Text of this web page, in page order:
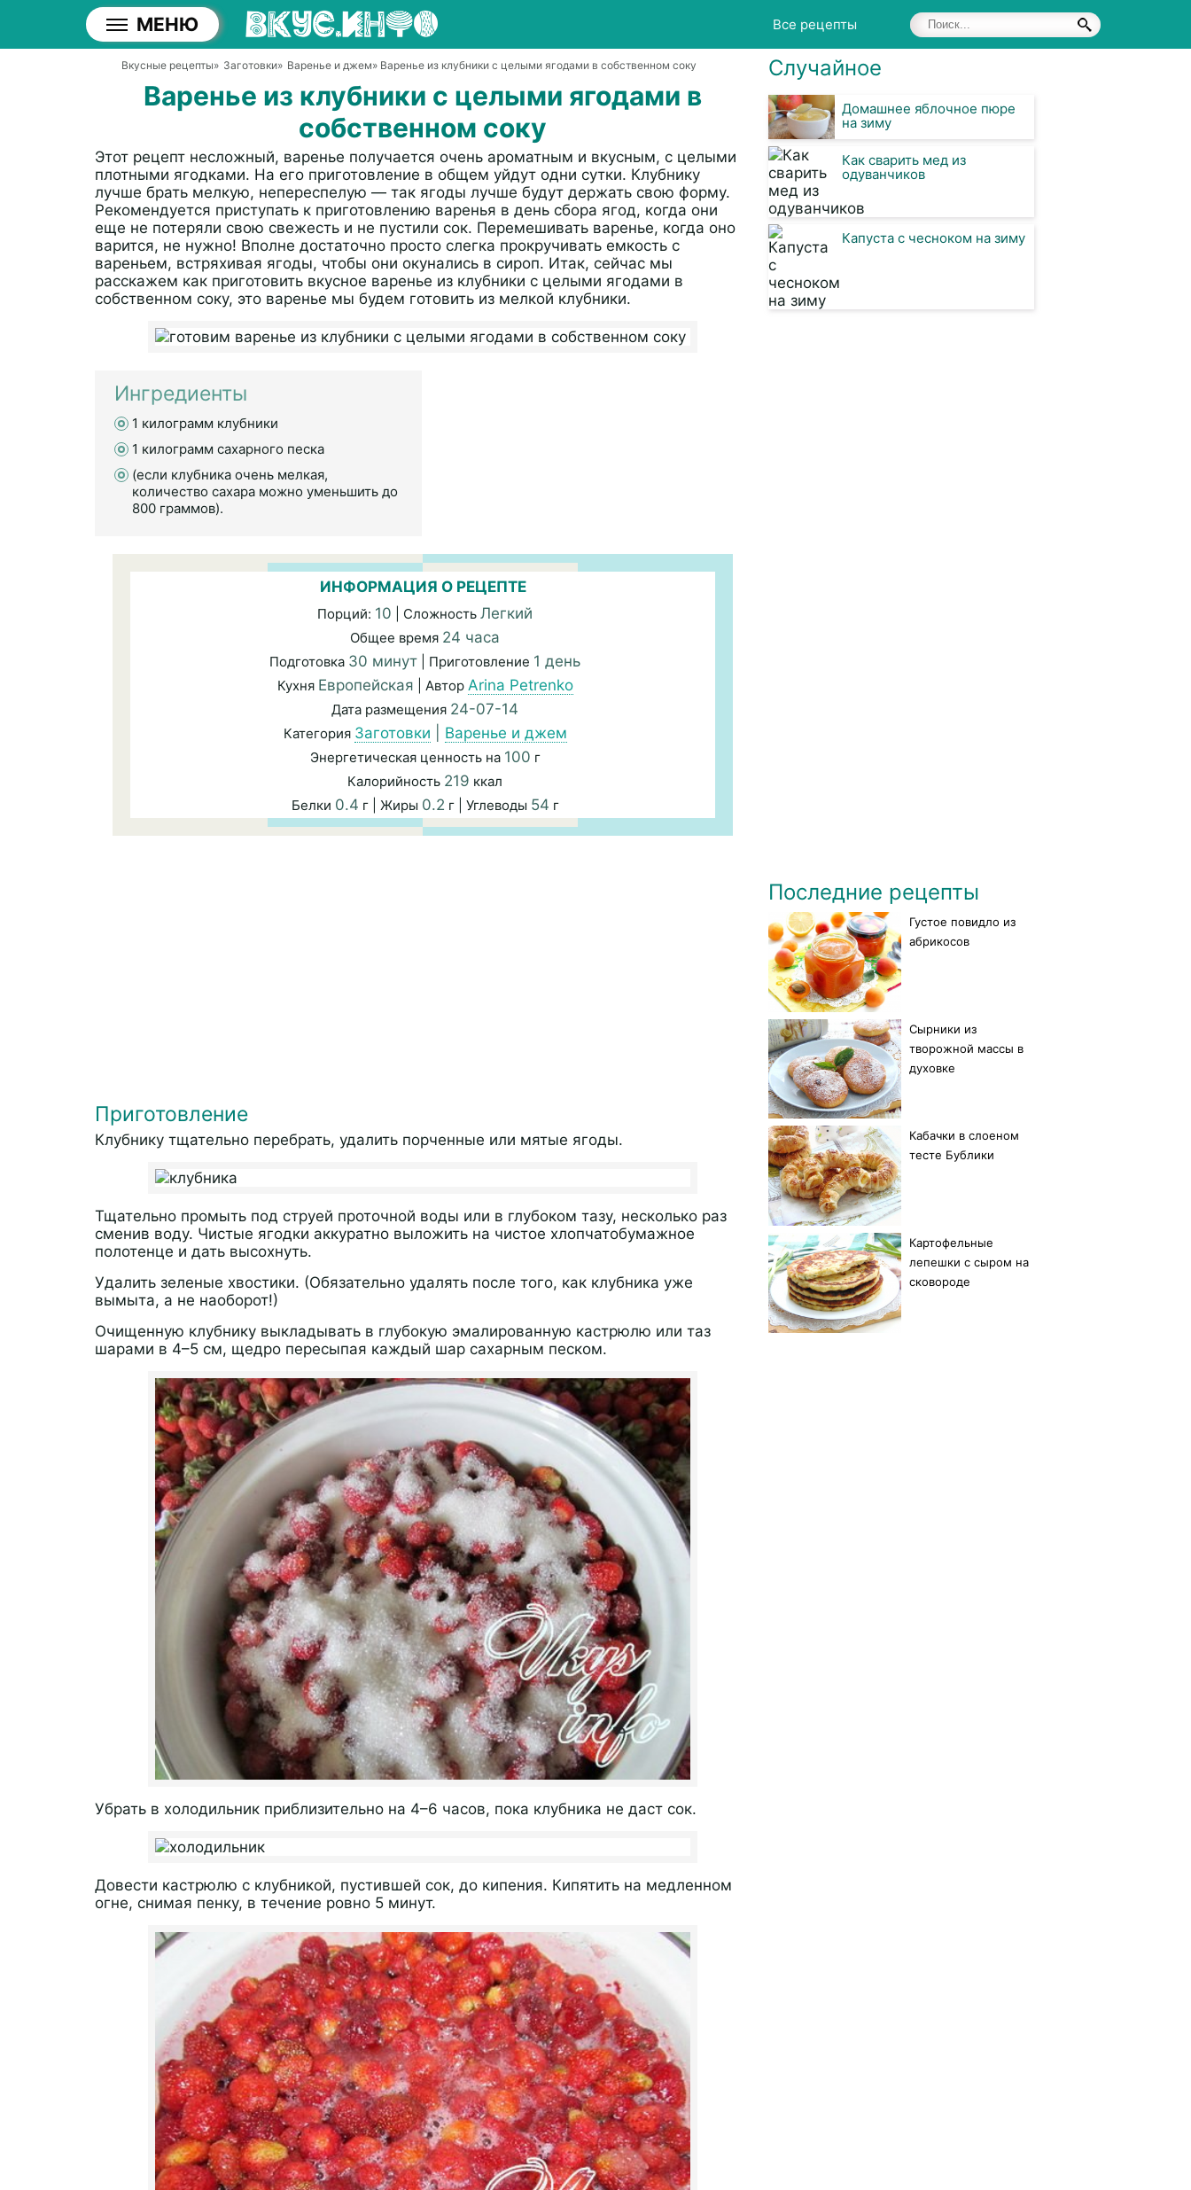
МЕНЮ Все рецепты
Вкусные рецепты» Заготовки» Варенье и джем» Варенье из клубники с целыми ягодами в собственном соку
Варенье из клубники с целыми ягодами в
собственном соку
Этот рецепт несложный, варенье получается очень ароматным и вкусным, с целыми
плотными ягодками. На его приготовление в общем уйдут одни сутки. Клубнику
лучше брать мелкую, непереспелую — так ягоды лучше будут держать свою форму.
Рекомендуется приступать к приготовлению варенья в день сбора ягод, когда они
еще не потеряли свою свежесть и не пустили сок. Перемешивать варенье, когда оно
варится, не нужно! Вполне достаточно просто слегка прокручивать емкость с
вареньем, встряхивая ягоды, чтобы они окунались в сироп. Итак, сейчас мы
расскажем как приготовить вкусное варенье из клубники с целыми ягодами в
собственном соку, это варенье мы будем готовить из мелкой клубники.
Ингредиенты
1 килограмм клубники
1 килограмм сахарного песка
(если клубника очень мелкая,
количество сахара можно уменьшить до
800 граммов).
ИНФОРМАЦИЯ О РЕЦЕПТЕ
Порций: 10 | Сложность Легкий
Общее время 24 часа
Подготовка 30 минут | Приготовление 1 день
Кухня Европейская | Автор Arina Petrenko
Дата размещения 24-07-14
Категория Заготовки Варенье и джем
Энергетическая ценность на 100 г
Калорийность 219 ккал
Белки 0.4 г | Жиры 0.2 г | Углеводы 54 г
Приготовление
Клубнику тщательно перебрать, удалить порченные или мятые ягоды.
Тщательно промыть под струей проточной воды или в глубоком тазу, несколько раз
сменив воду. Чистые ягодки аккуратно выложить на чистое хлопчатобумажное
полотенце и дать высохнуть.
Удалить зеленые хвостики. (Обязательно удалять после того, как клубника уже
вымыта, а не наоборот!)
Очищенную клубнику выкладывать в глубокую эмалированную кастрюлю или таз
шарами в 4–5 см, щедро пересыпая каждый шар сахарным песком.
Убрать в холодильник приблизительно на 4–6 часов, пока клубника не даст сок.
Довести кастрюлю с клубникой, пустившей сок, до кипения. Кипятить на медленном
огне, снимая пенку, в течение ровно 5 минут.
Случайное
Домашнее яблочное пюре
на зиму
Как сварить мед из
одуванчиков
Капуста с чесноком на зиму
Последние рецепты
Густое повидло из
абрикосов
Сырники из
творожной массы в
духовке
Кабачки в слоеном
тесте Бублики
Картофельные
лепешки с сыром на
сковороде